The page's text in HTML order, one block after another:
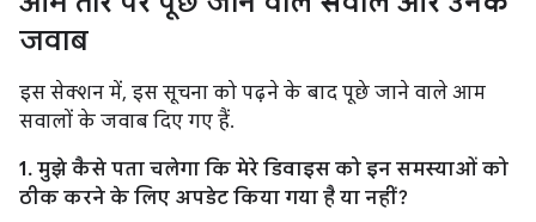
जवाब
इस सेक्शन में, इस सूचना को पढ़ने के बाद पूछे जाने वाले आम
सवालों के जवाब दिए गए हैं.
1. मुझे कैसे पता चलेगा कि मेरे डिवाइस को इन समस्याओं को
ठीक करने के लिए अपडेट किया गया है या नहीं?